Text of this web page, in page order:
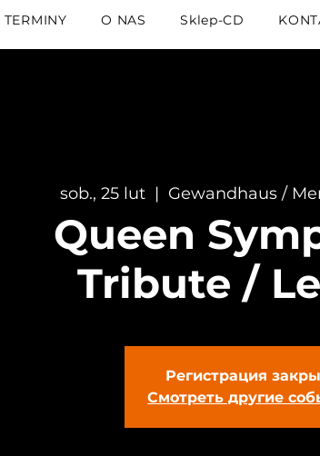
TERMINY O NAS Sklep-CD
sob., 25 lut
  |
Gewandhaus /
Queen
Tribute /
Регистрация
Смотреть другие